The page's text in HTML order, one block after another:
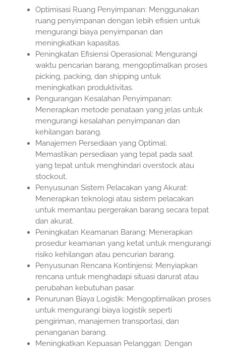
Optimisasi Ruang Penyimpanan: Menggunakan
ruang penyimpanan dengan lebih efisien untuk
mengurangi biaya penyimpanan dan
meningkatkan kapasitas.
Peningkatan Efisiensi Operasional: Mengurangi
waktu pencarian barang, mengoptimalkan proses
picking, packing, dan shipping untuk
meningkatkan produktivitas.
Pengurangan Kesalahan Penyimpanan:
Menerapkan metode penataan yang jelas untuk
mengurangi kesalahan penyimpanan dan
kehilangan barang.
Manajemen Persediaan yang Optimal:
Memastikan persediaan yang tepat pada saat
yang tepat untuk menghindari overstock atau
stockout.
Penyusunan Sistem Pelacakan yang Akurat:
Menerapkan teknologi atau sistem pelacakan
untuk memantau pergerakan barang secara tepat
dan akurat.
Peningkatan Keamanan Barang: Menerapkan
prosedur keamanan yang ketat untuk mengurangi
risiko kehilangan atau pencurian barang.
Penyusunan Rencana Kontinjensi: Menyiapkan
rencana untuk menghadapi situasi darurat atau
perubahan kebutuhan pasar.
Penurunan Biaya Logistik: Mengoptimalkan proses
untuk mengurangi biaya logistik seperti
pengiriman, manajemen transportasi, dan
penanganan barang.
Meningkatkan Kepuasan Pelanggan: Dengan